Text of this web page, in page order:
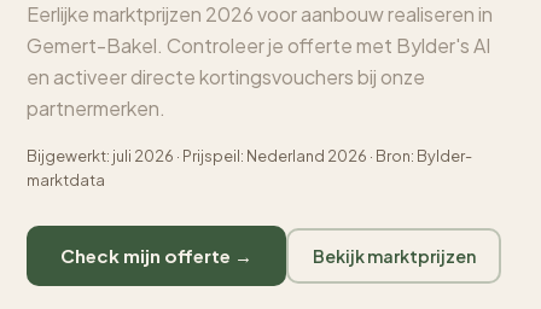
Eerlijke marktprijzen 2026 voor aanbouw realiseren in
Gemert-Bakel. Controleer je offerte met Bylder's AI
en activeer directe kortingsvouchers bij onze
partnermerken.
Bijgewerkt: juli 2026 · Prijspeil: Nederland 2026 · Bron: Bylder-
marktdata
Check mijn offerte → Bekijk marktprijzen